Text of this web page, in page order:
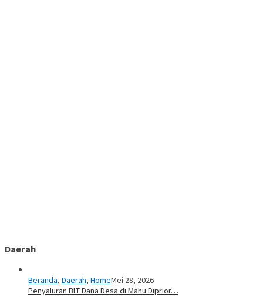
Daerah
Beranda, Daerah, HomeMei 28, 2026
Penyaluran BLT Dana Desa di Mahu Diprior…